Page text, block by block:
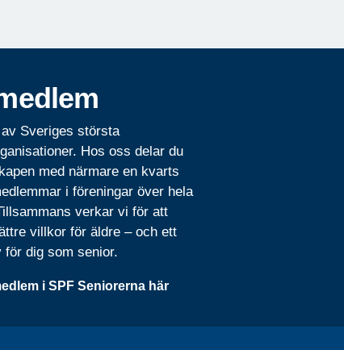
Sveriges största
Hos oss delar du
med närmare en kvarts
i föreningar över hela
verkar vi för att
villkor för äldre – och ett
för dig som senior.
i SPF Seniorerna här